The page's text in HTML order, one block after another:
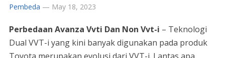
Pembeda — May 18, 2023
Perbedaan Avanza Vvti Dan Non Vvt-i – Teknologi
Dual VVT-i yang kini banyak digunakan pada produk